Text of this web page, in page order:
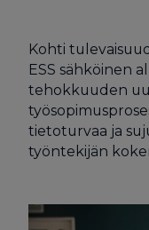
Kohti
ESS sähköinen
tehokkuuden
tietoturvaa ja
työntekijän